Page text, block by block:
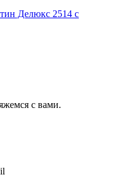
Делюкс 2514 с
с вами.